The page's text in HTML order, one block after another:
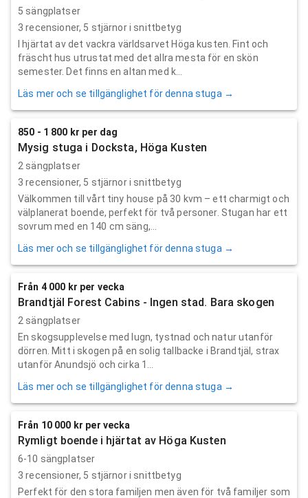
5 sängplatser
3 recensioner, 5 stjärnor i snittbetyg
I hjärtat av det vackra världsarvet Höga kusten. Fint och
fräscht hus utrustat med det allra mesta för en skön
semester. Det finns en altan med k...
Läs mer och se tillgänglighet för denna stuga →
850 - 1 800 kr per dag
Mysig stuga i Docksta, Höga Kusten
2 sängplatser
3 recensioner, 5 stjärnor i snittbetyg
Välkommen till vårt tiny house på 30 kvm – ett charmigt och
välplanerat boende, perfekt för två personer. Stugan har ett
sovrum med en 140 cm säng,...
Läs mer och se tillgänglighet för denna stuga →
Från 4 000 kr per vecka
Brandtjäl Forest Cabins - Ingen stad. Bara skogen
2 sängplatser
En skogsupplevelse med lugn, tystnad och natur utanför
dörren. Mitt i skogen på en solig tallbacke i Brandtjäl, strax
utanför Anundsjö och cirka 1...
Läs mer och se tillgänglighet för denna stuga →
Från 10 000 kr per vecka
Rymligt boende i hjärtat av Höga Kusten
6-10 sängplatser
3 recensioner, 5 stjärnor i snittbetyg
Perfekt för den stora familjen men även för två familjer som